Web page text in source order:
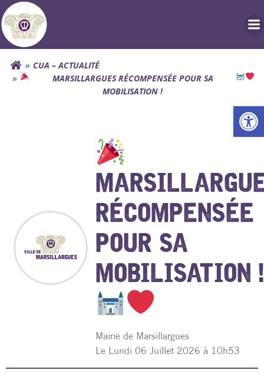
Aller
au
contenu
CUA – ACTUALITÉ
MARSILLARGUES RÉCOMPENSÉE POUR SA
MOBILISATION !
RÉCOMPENSÉE
POUR SA
MOBILISATION !
Mairie de Marsillargues
L e Lundi 06 Juillet 2026 à 10h53